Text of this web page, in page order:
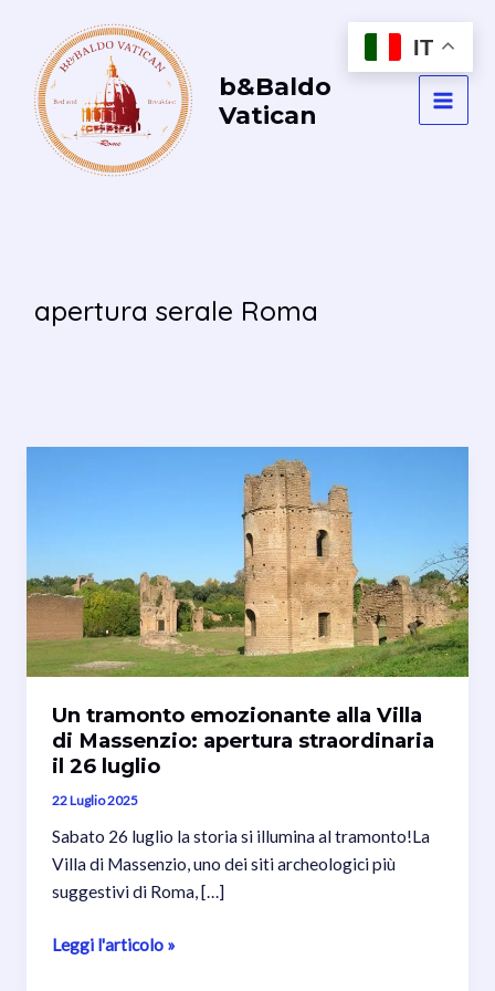
contenuto
b&Baldo
Vatican
apertura serale Roma
Un tramonto emozionante alla Villa
di Massenzio: apertura straordinaria
il 26 luglio
22 Luglio 2025
Sabato 26 luglio la storia si illumina al tramonto!La
Villa di Massenzio, uno dei siti archeologici più
suggestivi di Roma, […]
Un
Leggi l'articolo »
IT